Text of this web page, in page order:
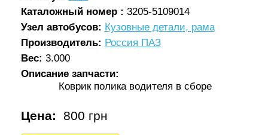
Каталожный номер : 3205-5109014
Узел автобусов: Кузовные детали, рама
Производитель: Россия ПАЗ
Вес: 3.000
Описание запчасти:
Коврик полика водителя в сборе
Цена: 800 грн